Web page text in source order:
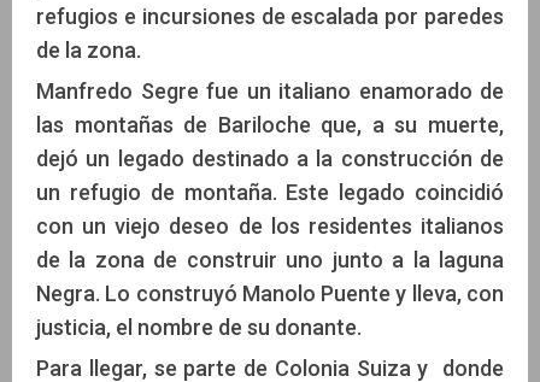
refugios e incursiones de escalada por paredes
de la zona.
Manfredo Segre fue un italiano enamorado de
las montañas de Bariloche que, a su muerte,
dejó un legado destinado a la construcción de
un refugio de montaña. Este legado coincidió
con un viejo deseo de los residentes italianos
de la zona de construir uno junto a la laguna
Negra. Lo construyó Manolo Puente y lleva, con
justicia, el nombre de su donante.
Para llegar, se parte de Colonia Suiza y donde